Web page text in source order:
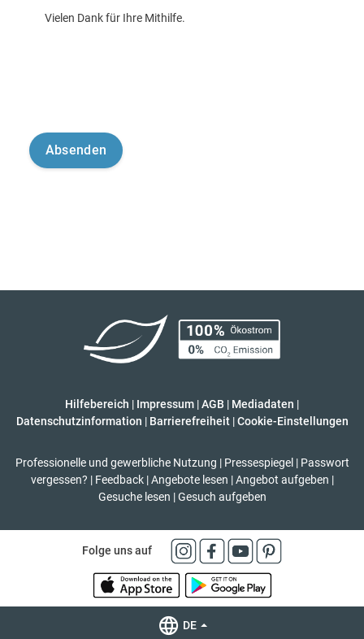
Vielen Dank für Ihre Mithilfe.
Hilfebereich | Impressum |AGB | Mediadaten |
Datenschutzinformation | Barrierefreiheit | Cookie-Einstellungen
Professionelle und gewerbliche Nutzung | Pressespiegel | Passwort
vergessen? | Feedback | Angebote lesen | Angebot aufgeben |
Gesuche lesen | Gesuch aufgeben
Folge uns auf
DE